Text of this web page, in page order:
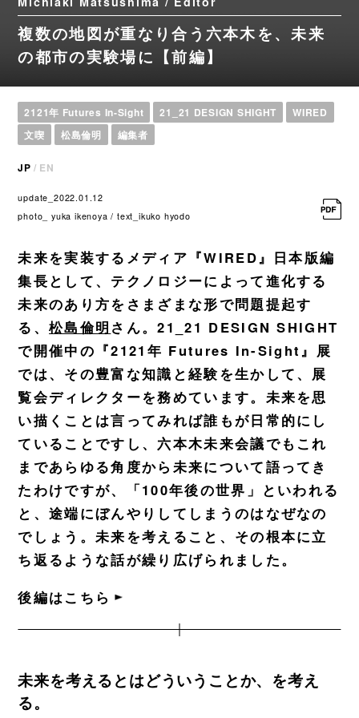
複数の地図が重なり合う六本木を、未来
の都市の実験場に【前編】
2121年 Futures In-Sight 21_21 DESIGN SHIGHT
WIRED
文喫
松島倫明 編集者
JP / EN
update_2022.01.12
photo_ yuka ikenoya / text_ikuko hyodo
未来を実装するメディア『WIRED』日本版編
集長として、テクノロジーによって進化する
未来のあり方をさまざまな形で問題提起す
る、松島倫明 さん。21_21 DESIGN SHIGHT
で開催中の『2121年 Futures In-Sight』展
では、その豊富な知識と経験を生かして、展
覧会ディレクターを務めています。未来を思
い描くことは言ってみれば誰もが日常的にし
ていることですし、六本木未来会議でもこれ
まであらゆる角度から未来について語ってき
たわけですが、「100年後の世界」といわれる
と、途端にぼんやりしてしまうのはなぜなの
でしょう。未来を考えること、その根本に立
ち返るような話が繰り広げられました。
後編はこちら
未来を考えるとはどういうことか、を考え
る。